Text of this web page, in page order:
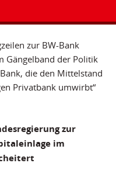
zur BW-Bank
Gängelband der Politik
die den Mittelstand
Privatbank umwirbt“
zur
im